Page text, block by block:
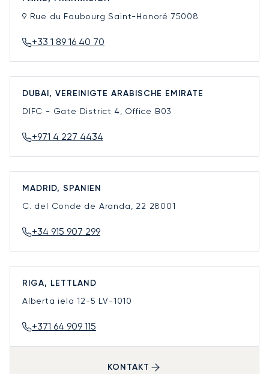
9 Rue du Faubourg Saint-Honoré 75008
+33 1 89 16 40 70
DUBAI, VEREINIGTE ARABISCHE EMIRATE
DIFC - Gate District 4, Office B03
+971 4 227 4434
MADRID, SPANIEN
C. del Conde de Aranda, 22 28001
+34 915 907 299
RIGA, LETTLAND
Alberta iela 12-5 LV-1010
+371 64 909 115
KONTAKT